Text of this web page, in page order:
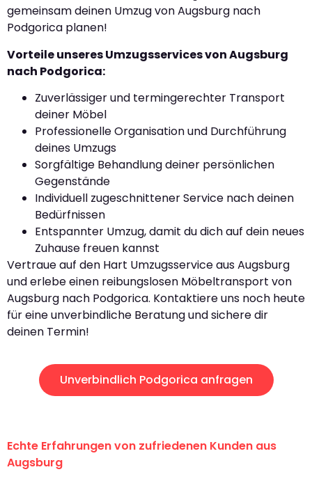
gemeinsam deinen Umzug von Augsburg nach
Podgorica planen!
Vorteile unseres Umzugsservices von Augsburg
nach Podgorica:
Zuverlässiger und termingerechter Transport
deiner Möbel
Professionelle Organisation und Durchführung
deines Umzugs
Sorgfältige Behandlung deiner persönlichen
Gegenstände
Individuell zugeschnittener Service nach deinen
Bedürfnissen
Entspannter Umzug, damit du dich auf dein neues
Zuhause freuen kannst
Vertraue auf den Hart Umzugsservice aus Augsburg
und erlebe einen reibungslosen Möbeltransport von
Augsburg nach Podgorica. Kontaktiere uns noch heute
für eine unverbindliche Beratung und sichere dir
deinen Termin!
Unverbindlich Podgorica anfragen
Echte Erfahrungen von zufriedenen Kunden aus
Augsburg